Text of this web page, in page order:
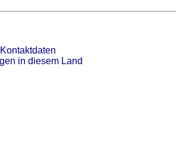
in diesem Land